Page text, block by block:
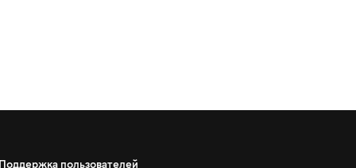
Поддержка пользователей